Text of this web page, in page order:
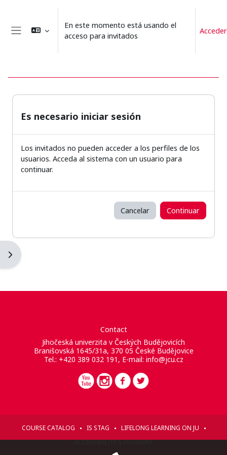
Panel lateral
En este momento está usando el
acceso para invitados
Acceder
Abrir cajón de bloques
Es necesario iniciar sesión
Los invitados no pueden acceder a los perfiles de los
usuarios. Acceda al sistema con un usuario para
continuar.
Cancelar Continuar
Contact
Jihočeská univerzita v Českých Budějovicích
Branišovská 1645/31a, 370 05 České Budějovice
Tel.: +420 389 032 191, E-mail: info@jcu.cz
COURSE CATALOG IS STAG
LIFELONG LEARNING ON JU
ACCESSIBILITY STATEMENT